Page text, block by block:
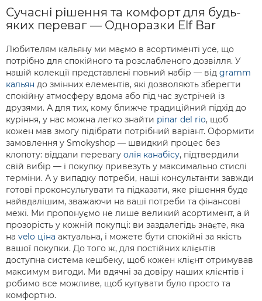
Сучасні рішення та комфорт для будь-
яких переваг — Одноразки Elf Bar
Любителям кальяну ми маємо в асортименті усе, що
потрібно для спокійного та розслабленого дозвілля. У
нашій колекції представлені повний набір — від gramm
кальян до змінних елементів, які дозволяють зберегти
спокійну атмосферу вдома або під час зустрічей із
друзями. А для тих, кому ближче традиційний підхід до
куріння, у нас можна легко знайти pinar del rio, щоб
кожен мав змогу підібрати потрібний варіант. Оформити
замовлення у Smokyshop — швидкий процес без
клопоту: віддали перевагу олія канабісу, підтвердили
свій вибір — і покупку привезуть у максимально стислі
терміни. А у випадку потреби, наші консультанти завжди
готові проконсультувати та підказати, яке рішення буде
найвдалішим, зважаючи на ваші потреби та фінансові
межі. Ми пропонуємо не лише великий асортимент, а й
прозорість у кожній покупці: ви заздалегідь знаєте, яка
на velo ціна актуальна, і можете бути спокійні за якість
вашої покупки. До того ж, для постійних клієнтів
доступна система кешбеку, щоб кожен клієнт отримував
максимум вигоди. Ми вдячні за довіру наших клієнтів і
робимо все можливе, щоб купувати було просто та
комфортно.